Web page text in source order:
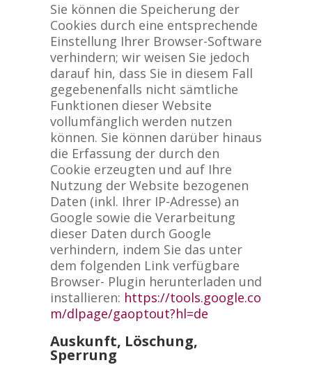
Sie können die Speicherung der
Cookies durch eine entsprechende
Einstellung Ihrer Browser-Software
verhindern; wir weisen Sie jedoch
darauf hin, dass Sie in diesem Fall
gegebenenfalls nicht sämtliche
Funktionen dieser Website
vollumfänglich werden nutzen
können. Sie können darüber hinaus
die Erfassung der durch den
Cookie erzeugten und auf Ihre
Nutzung der Website bezogenen
Daten (inkl. Ihrer IP-Adresse) an
Google sowie die Verarbeitung
dieser Daten durch Google
verhindern, indem Sie das unter
dem folgenden Link verfügbare
Browser- Plugin herunterladen und
installieren: https://tools.google.co
m/dlpage/gaoptout?hl=de
Auskunft, Löschung,
Sperrung